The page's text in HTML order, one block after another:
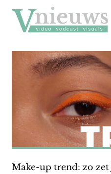
naar
inhoud
Make-up trend: zo zet